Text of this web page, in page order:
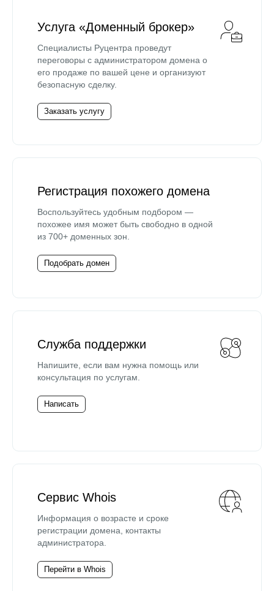
Услуга «Доменный брокер»
Специалисты Руцентра проведут
переговоры с администратором домена о
его продаже по вашей цене и организуют
безопасную сделку.
Заказать услугу
Регистрация похожего домена
Воспользуйтесь удобным подбором —
похожее имя может быть свободно в одной
из 700+ доменных зон.
Подобрать домен
Служба поддержки
Напишите, если вам нужна помощь или
консультация по услугам.
Написать
Сервис Whois
Информация о возрасте и сроке
регистрации домена, контакты
администратора.
Перейти в Whois